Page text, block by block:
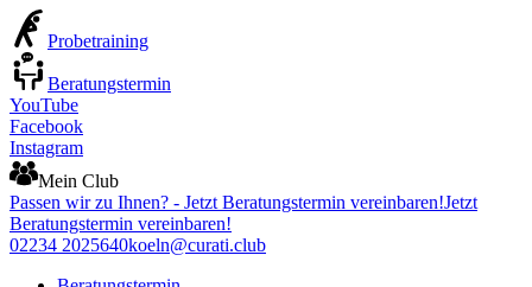
Probetraining
Beratungstermin
YouTube
Facebook
Instagram
Mein Club
Passen wir zu Ihnen? - Jetzt Beratungstermin vereinbaren!Jetzt
Beratungstermin vereinbaren!
02234 2025640koeln@curati.club